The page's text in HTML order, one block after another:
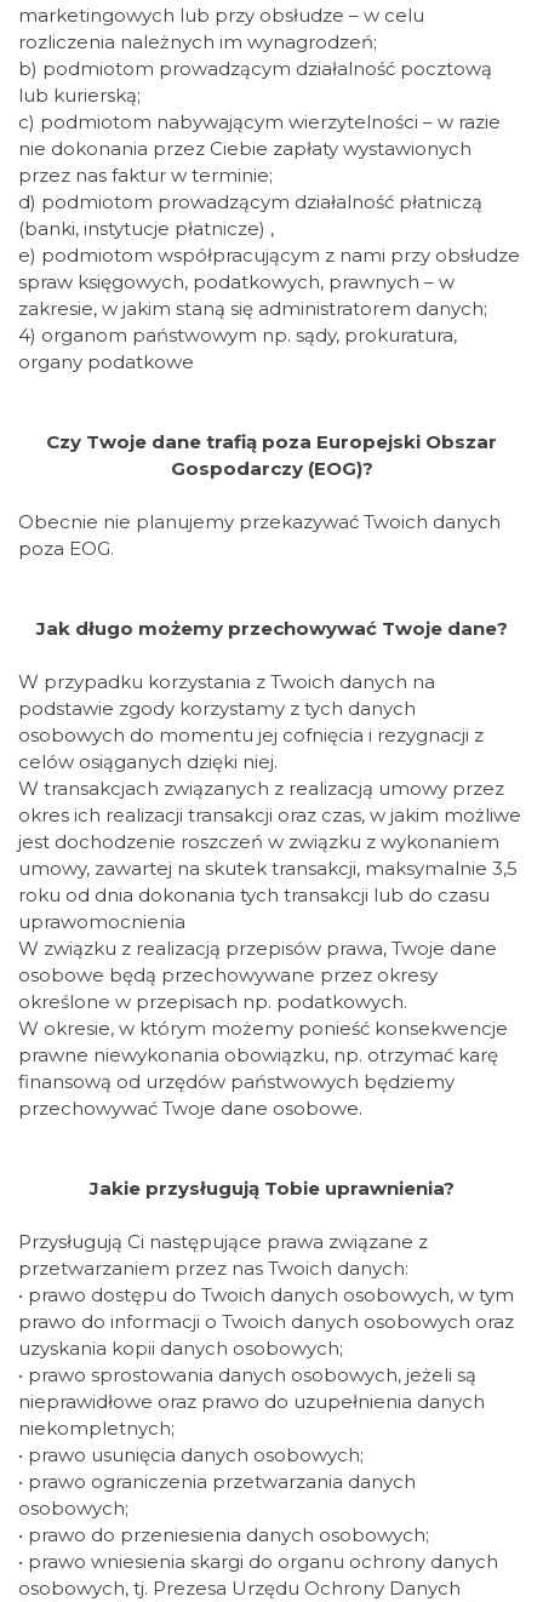
marketingowych lub przy obsłudze – w celu
rozliczenia należnych im wynagrodzeń;
b) podmiotom prowadzącym działalność pocztową
lub kurierską;
c) podmiotom nabywającym wierzytelności – w razie
nie dokonania przez Ciebie zapłaty wystawionych
przez nas faktur w terminie;
d) podmiotom prowadzącym działalność płatniczą
(banki, instytucje płatnicze) ,
e) podmiotom współpracującym z nami przy obsłudze
spraw księgowych, podatkowych, prawnych – w
zakresie, w jakim staną się administratorem danych;
4) organom państwowym np. sądy, prokuratura,
organy podatkowe
Czy Twoje dane trafią poza Europejski Obszar
Gospodarczy (EOG)?
Obecnie nie planujemy przekazywać Twoich danych
poza EOG.
Jak długo możemy przechowywać Twoje dane?
W przypadku korzystania z Twoich danych na
podstawie zgody korzystamy z tych danych
osobowych do momentu jej cofnięcia i rezygnacji z
celów osiąganych dzięki niej.
W transakcjach związanych z realizacją umowy przez
okres ich realizacji transakcji oraz czas, w jakim możliwe
jest dochodzenie roszczeń w związku z wykonaniem
umowy, zawartej na skutek transakcji, maksymalnie 3,5
roku od dnia dokonania tych transakcji lub do czasu
uprawomocnienia
W związku z realizacją przepisów prawa, Twoje dane
osobowe będą przechowywane przez okresy
określone w przepisach np. podatkowych.
W okresie, w którym możemy ponieść konsekwencje
prawne niewykonania obowiązku, np. otrzymać karę
finansową od urzędów państwowych będziemy
przechowywać Twoje dane osobowe.
Jakie przysługują Tobie uprawnienia?
Przysługują Ci następujące prawa związane z
przetwarzaniem przez nas Twoich danych:
• prawo dostępu do Twoich danych osobowych, w tym
prawo do informacji o Twoich danych osobowych oraz
uzyskania kopii danych osobowych;
• prawo sprostowania danych osobowych, jeżeli są
nieprawidłowe oraz prawo do uzupełnienia danych
niekompletnych;
• prawo usunięcia danych osobowych;
• prawo ograniczenia przetwarzania danych
osobowych;
• prawo do przeniesienia danych osobowych;
• prawo wniesienia skargi do organu ochrony danych
osobowych, tj. Prezesa Urzędu Ochrony Danych